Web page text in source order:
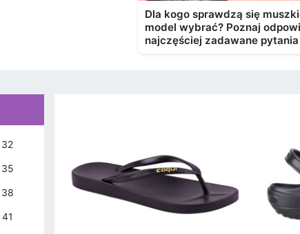
Dla kogo sprawdzą się
model wybrać? Poznaj
najczęściej zadawane pytania
32
35
38
41